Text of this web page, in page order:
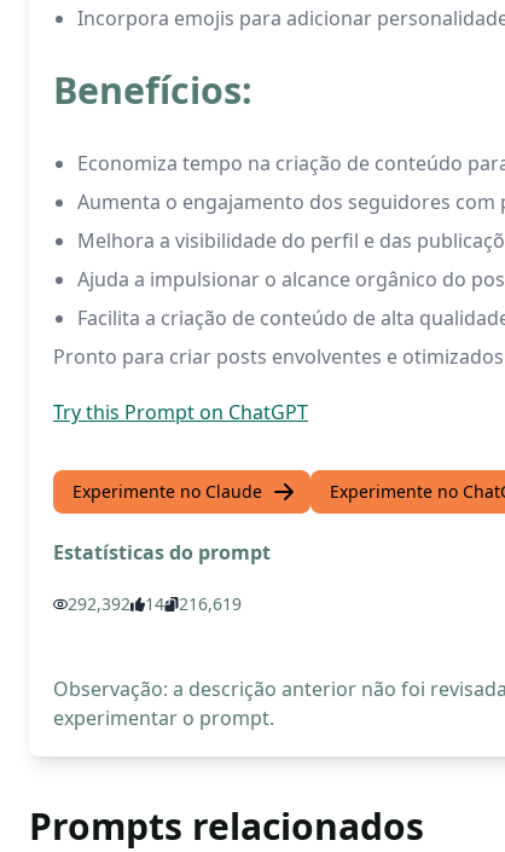
Incorpora emojis para adicionar
Benefícios:
Economiza tempo na criação de conteúdo
Aumenta o engajamento dos seguidores
Melhora a visibilidade do perfil e das
Ajuda a impulsionar o alcance orgânico do
Facilita a criação de conteúdo de alta
Pronto para criar posts envolventes e
Try this Prompt on ChatGPT
Experimente no Claude Experimente no
Estatísticas do prompt
292,392 14 216,619
Observação: a descrição anterior não foi
experimentar o prompt.
Prompts relacionados